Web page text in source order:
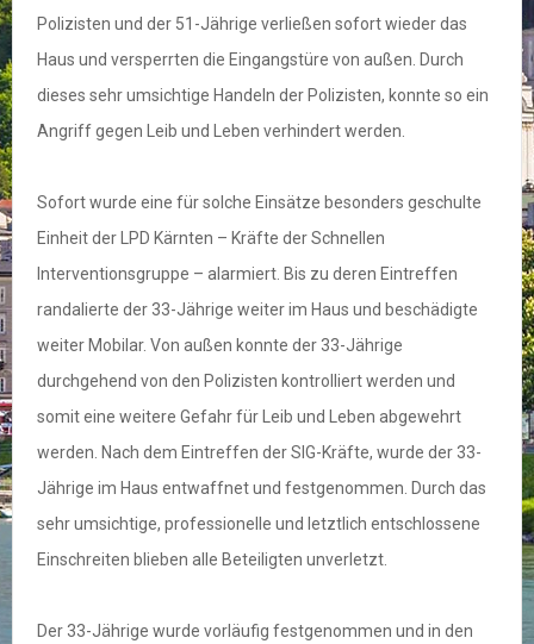
Polizisten und der 51-Jährige verließen sofort wieder das
Haus und versperrten die Eingangstüre von außen. Durch
dieses sehr umsichtige Handeln der Polizisten, konnte so ein
Angriff gegen Leib und Leben verhindert werden.
Sofort wurde eine für solche Einsätze besonders geschulte
Einheit der LPD Kärnten – Kräfte der Schnellen
Interventionsgruppe – alarmiert. Bis zu deren Eintreffen
randalierte der 33-Jährige weiter im Haus und beschädigte
weiter Mobilar. Von außen konnte der 33-Jährige
durchgehend von den Polizisten kontrolliert werden und
somit eine weitere Gefahr für Leib und Leben abgewehrt
werden. Nach dem Eintreffen der SIG-Kräfte, wurde der 33-
Jährige im Haus entwaffnet und festgenommen. Durch das
sehr umsichtige, professionelle und letztlich entschlossene
Einschreiten blieben alle Beteiligten unverletzt.
Der 33-Jährige wurde vorläufig festgenommen und in den